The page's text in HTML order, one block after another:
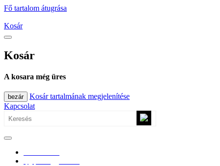
Fő tartalom átugrása
Kosár
Kosár
A kosara még üres
bezár
Kosár tartalmának megjelenítése
Kapcsolat